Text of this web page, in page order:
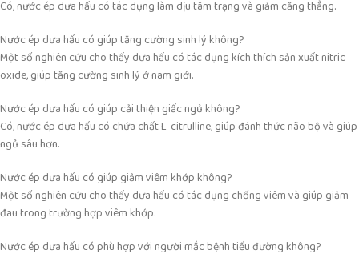
Có, nước ép dưa hấu có tác dụng làm dịu tâm trạng và giảm căng thẳng.
Nước ép dưa hấu có giúp tăng cường sinh lý không?
Một số nghiên cứu cho thấy dưa hấu có tác dụng kích thích sản xuất nitric
oxide, giúp tăng cường sinh lý ở nam giới.
Nước ép dưa hấu có giúp cải thiện giấc ngủ không?
Có, nước ép dưa hấu có chứa chất L-citrulline, giúp đánh thức não bộ và giúp
ngủ sâu hơn.
Nước ép dưa hấu có giúp giảm viêm khớp không?
Một số nghiên cứu cho thấy dưa hấu có tác dụng chống viêm và giúp giảm
đau trong trường hợp viêm khớp.
Nước ép dưa hấu có phù hợp với người mắc bệnh tiểu đường không?